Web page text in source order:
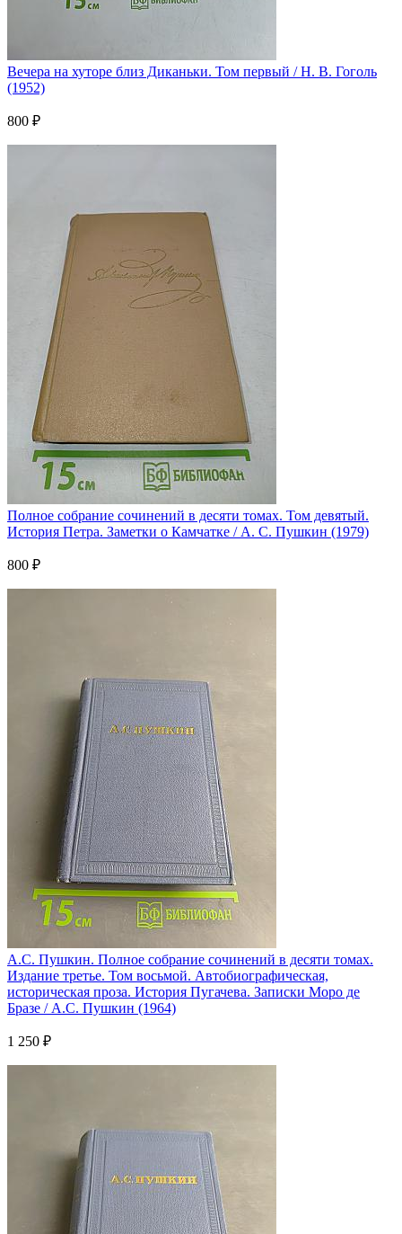
Вечера на хуторе близ Диканьки. Том первый / Н. В. Гоголь
(1952)
800 ₽
Полное собрание сочинений в десяти томах. Том девятый.
История Петра. Заметки о Камчатке / А. С. Пушкин (1979)
800 ₽
А.С. Пушкин. Полное собрание сочинений в десяти томах.
Издание третье. Том восьмой. Автобиографическая,
историческая проза. История Пугачева. Записки Моро де
Бразе / А.С. Пушкин (1964)
1 250 ₽